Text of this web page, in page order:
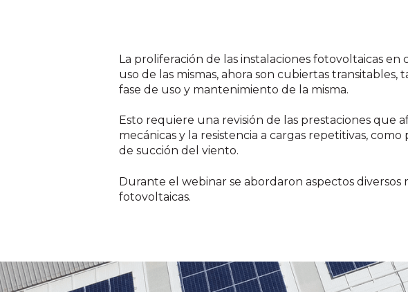
La proliferación de las instalaciones fotovoltaicas
uso de las mismas, ahora son cubiertas
fase de uso y mantenimiento de la misma.
Esto requiere una revisión de las prestaciones que
mecánicas y la resistencia a cargas repetitivas,
de succión del viento.
Durante el webinar se abordaron aspectos
fotovoltaicas.